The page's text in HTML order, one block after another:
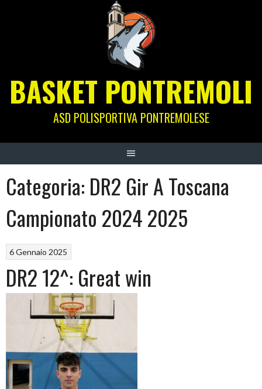
BASKET PONTREMOLI
ASD POLISPORTIVA PONTREMOLESE
Categoria: DR2 Gir A Toscana
Campionato 2024 2025
6 Gennaio 2025
DR2 12^: Great win